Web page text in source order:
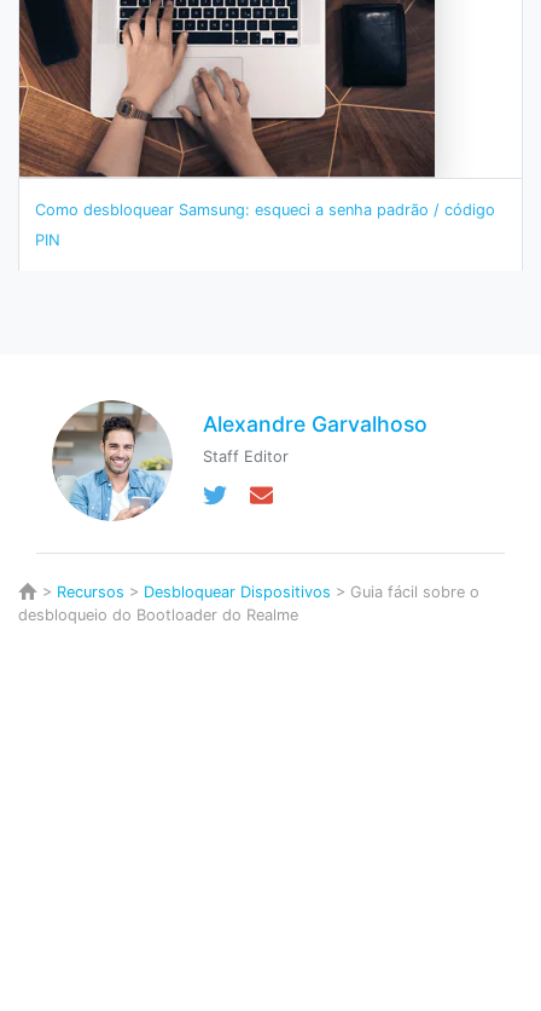
Como desbloquear Samsung: esqueci a senha padrão / código
PIN
Alexandre Garvalhoso
Staff Editor
> Recursos > Desbloquear Dispositivos > Guia fácil sobre o
desbloqueio do Bootloader do Realme